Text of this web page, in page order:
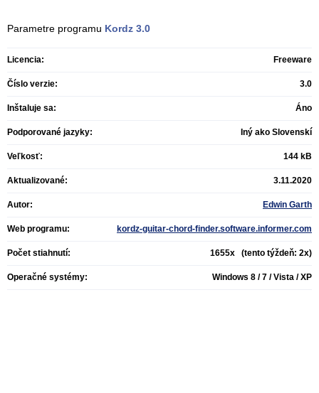
Parametre programu Kordz 3.0
Licencia: Freeware
Číslo verzie: 3.0
Inštaluje sa: Áno
Podporované jazyky: Iný ako Slovenskí
Veľkosť: 144 kB
Aktualizované: 3.11.2020
Autor: Edwin Garth
Web programu: kordz-guitar-chord-finder.software.informer.com
Počet stiahnutí: 1655x (tento týždeň: 2x)
Operačné systémy: Windows 8 / 7 / Vista / XP